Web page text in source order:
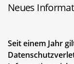
Neues
Seit einem Jahr